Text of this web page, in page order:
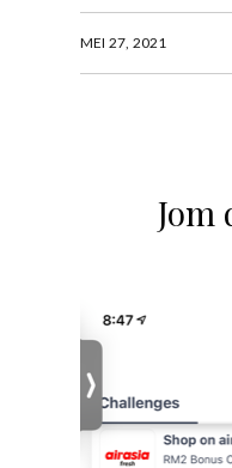
MEI 27, 2021
Jom